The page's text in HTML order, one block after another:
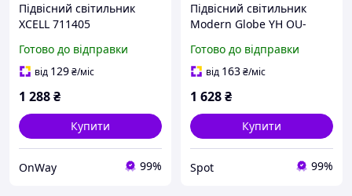
Підвісний світильник
XCELL 711405
металевий із золотим
плафоном E27 220х1320
Готово до відправки
від 129₴/міс
1 288₴
Купити
OnWay 99%
Підвісний світильник
Modern Globe YH OU-
кухонного острова
19,8x15x130,6 см E14 40
Готово до відправки
від 163₴/міс
1 628₴
Купити
Spot 99%